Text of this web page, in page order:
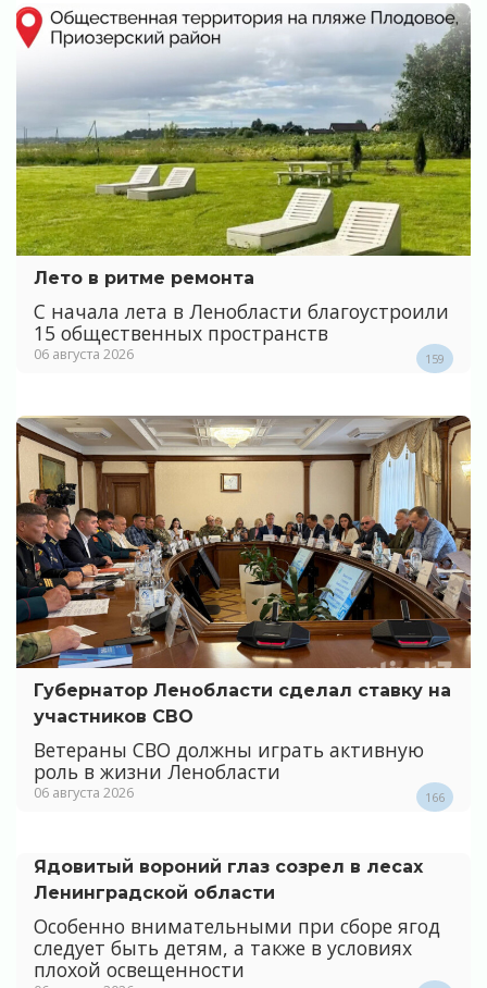
Лето в ритме ремонта
С начала лета в Ленобласти благоустроили
15 общественных пространств
06 августа 2026 159
Губернатор Ленобласти сделал ставку на
участников СВО
Ветераны СВО должны играть активную
роль в жизни Ленобласти
06 августа 2026 166
Ядовитый вороний глаз созрел в лесах
Ленинградской области
Особенно внимательными при сборе ягод
следует быть детям, а также в условиях
плохой освещенности